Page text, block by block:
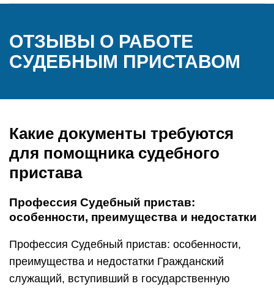
ОТЗЫВЫ О РАБОТЕ
СУДЕБНЫМ ПРИСТАВОМ
Какие документы требуются
для помощника судебного
пристава
Профессия Судебный пристав:
особенности, преимущества и недостатки
Профессия Судебный пристав: особенности,
преимущества и недостатки Гражданский
служащий, вступивший в государственную